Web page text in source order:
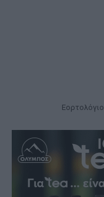
Εορτολόγιο